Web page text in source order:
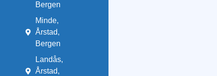
Bergen
Minde,
Årstad,
Bergen
Landås,
Årstad,